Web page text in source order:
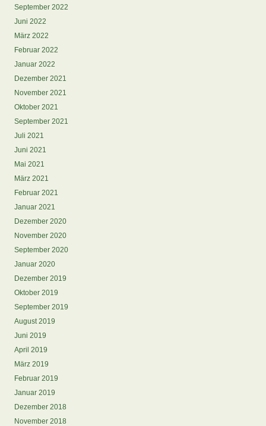
September 2022
Juni 2022
März 2022
Februar 2022
Januar 2022
Dezember 2021
November 2021
Oktober 2021
September 2021
Juli 2021
Juni 2021
Mai 2021
März 2021
Februar 2021
Januar 2021
Dezember 2020
November 2020
September 2020
Januar 2020
Dezember 2019
Oktober 2019
September 2019
August 2019
Juni 2019
April 2019
März 2019
Februar 2019
Januar 2019
Dezember 2018
November 2018